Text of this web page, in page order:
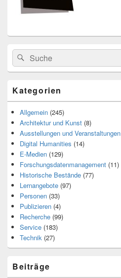
Search
for:
Suche
Kategorien
Allgemein (245)
Architektur und Kunst (8)
Ausstellungen und Veranstaltungen
Digital Humanities (14)
E-Medien (129)
Forschungsdatenmanagement (11)
Historische Bestände (77)
Lernangebote (97)
Personen (33)
Publizieren (4)
Recherche (99)
Service (183)
Technik (27)
Beiträge